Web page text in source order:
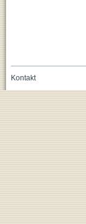
Kontakt